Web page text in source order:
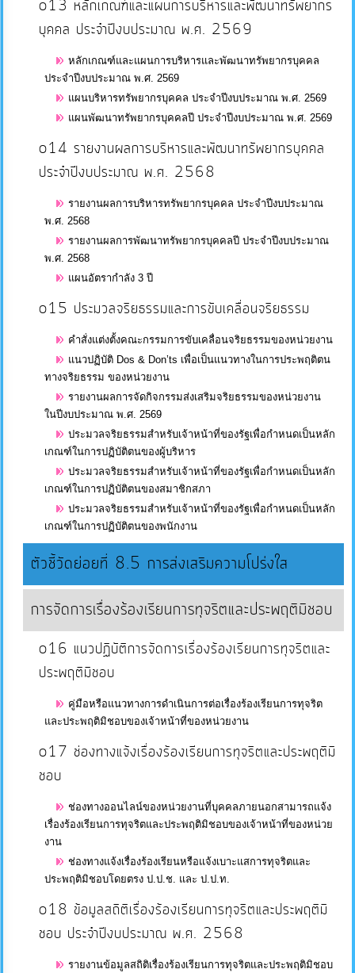
o13 หลักเกณฑ์และแผนการบริหารและพัฒนาทรัพยากร
บุคคล ประจำปีงบประมาณ พ.ศ. 2569
หลักเกณฑ์และแผนการบริหารและพัฒนาทรัพยากรบุคคล
ประจำปีงบประมาณ พ.ศ. 2569
แผนบริหารทรัพยากรบุคคล ประจำปีงบประมาณ พ.ศ. 2569
แผนพัฒนาทรัพยากรบุคคลปี ประจำปีงบประมาณ พ.ศ. 2569
o14 รายงานผลการบริหารและพัฒนาทรัพยากรบุคคล
ประจำปีงบประมาณ พ.ศ. 2568
รายงานผลการบริหารทรัพยากรบุคคล ประจำปีงบประมาณ
พ.ศ. 2568
รายงานผลการพัฒนาทรัพยากรบุคคลปี ประจำปีงบประมาณ
พ.ศ. 2568
แผนอัตรากำลัง 3 ปี
o15 ประมวลจริยธรรมและการขับเคลื่อนจริยธรรม
คำสั่งแต่งตั้งคณะกรรมการขับเคลื่อนจริยธรรมของหน่วยงาน
แนวปฏิบัติ Dos & Don’ts เพื่อเป็นแนวทางในการประพฤติตน
ทางจริยธรรม ของหน่วยงาน
รายงานผลการจัดกิจกรรมส่งเสริมจริยธรรมของหน่วยงาน
ในปีงบประมาณ พ.ศ. 2569
ประมวลจริยธรรมสำหรับเจ้าหน้าที่ของรัฐเพื่อกำหนดเป็นหลัก
เกณฑ์ในการปฏิบัติตนของผู้บริหาร
ประมวลจริยธรรมสำหรับเจ้าหน้าที่ของรัฐเพื่อกำหนดเป็นหลัก
เกณฑ์ในการปฏิบัติตนของสมาชิกสภา
ประมวลจริยธรรมสำหรับเจ้าหน้าที่ของรัฐเพื่อกำหนดเป็นหลัก
เกณฑ์ในการปฏิบัติตนของพนักงาน
ตัวชี้วัดย่อยที่ 8.5 การส่งเสริมความโปร่งใส
การจัดการเรื่องร้องเรียนการทุจริตและประพฤติมิชอบ
o16 แนวปฏิบัติการจัดการเรื่องร้องเรียนการทุจริตและ
ประพฤติมิชอบ
คู่มือหรือแนวทางการดำเนินการต่อเรื่องร้องเรียนการทุจริต
และประพฤติมิชอบของเจ้าหน้าที่ของหน่วยงาน
o17 ช่องทางแจ้งเรื่องร้องเรียนการทุจริตและประพฤติมิ
ชอบ
ช่องทางออนไลน์ของหน่วยงานที่บุคคลภายนอกสามารถแจ้ง
เรื่องร้องเรียนการทุจริตและประพฤติมิชอบของเจ้าหน้าที่ของหน่วย
งาน
ช่องทางแจ้งเรื่องร้องเรียนหรือแจ้งเบาะแสการทุจริตและ
ประพฤติมิชอบโดยตรง ป.ป.ช. และ ป.ป.ท.
o18 ข้อมูลสถิติเรื่องร้องเรียนการทุจริตและประพฤติมิ
ชอบ ประจำปีงบประมาณ พ.ศ. 2568
รายงานข้อมูลสถิติเรื่องร้องเรียนการทุจริตและประพฤติมิชอบ